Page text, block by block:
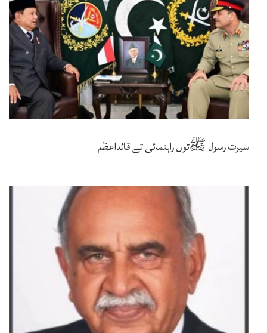
سیرت رسول ﷺتوں راہنمائی تے قائداعظم